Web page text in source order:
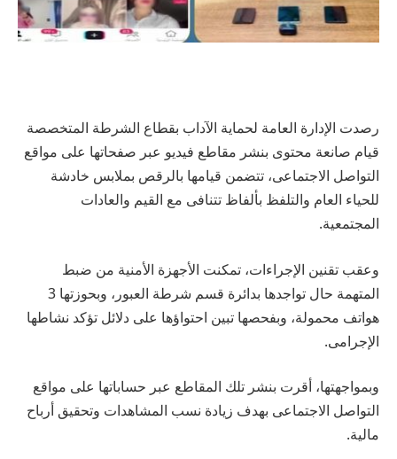
رصدت الإدارة العامة لحماية الآداب بقطاع الشرطة المتخصصة
قيام صانعة محتوى بنشر مقاطع فيديو عبر صفحاتها على مواقع
التواصل الاجتماعى، تتضمن قيامها بالرقص بملابس خادشة
للحياء العام والتلفظ بألفاظ تتنافى مع القيم والعادات
المجتمعية.
وعقب تقنين الإجراءات، تمكنت الأجهزة الأمنية من ضبط
المتهمة حال تواجدها بدائرة قسم شرطة العبور، وبحوزتها 3
هواتف محمولة، وبفحصها تبين احتواؤها على دلائل تؤكد نشاطها
الإجرامى.
وبمواجهتها، أقرت بنشر تلك المقاطع عبر حساباتها على مواقع
التواصل الاجتماعى بهدف زيادة نسب المشاهدات وتحقيق أرباح
مالية.